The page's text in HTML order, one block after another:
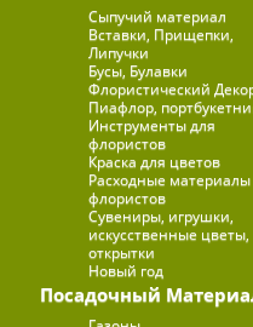
Сыпучий материал
Вставки, Прищепки,
Липучки
Бусы, Булавки
Флористический
Пиафлор,
Инструменты для
флористов
Краска для цветов
Расходные
флористов
Сувениры, игрушки,
искусственные цветы,
открытки
Новый год
Посадочный